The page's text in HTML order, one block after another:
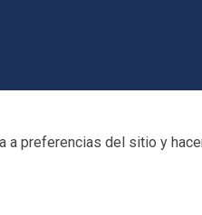
a preferencias del sitio y